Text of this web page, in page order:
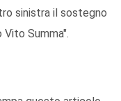
sinistra il sostegno
Summa".